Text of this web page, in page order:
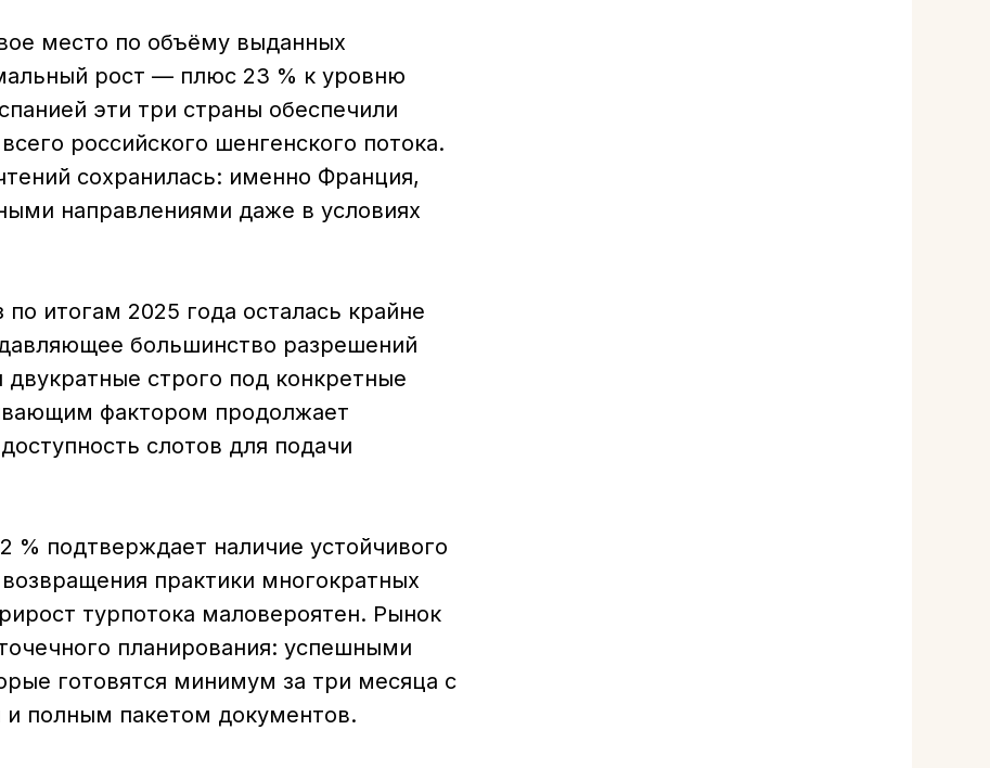
место по объёму выданных
рост — плюс 23 % к уровню
эти три страны обеспечили
российского шенгенского потока.
сохранилась: именно Франция,
направлениями даже в условиях
итогам 2025 года осталась крайне
большинство разрешений
строго под конкретные
фактором продолжает
слотов для подачи
% подтверждает наличие устойчивого
практики многократных
турпотока маловероятен. Рынок
планирования: успешными
готовятся минимум за три месяца с
полным пакетом документов.